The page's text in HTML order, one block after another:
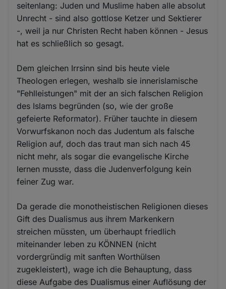
seitenlang: Juden und Muslime haben alle absolut
Unrecht - sind also gottlose Ketzer und Sektierer
-, weil ja nur Christen Recht haben können - Jesus
hat es schließlich so gesagt.
Dem gleichen Irrsinn sind bis heute viele
Theologen erlegen, weshalb sie innerislamische
"Fehlleistungen" mit der an sich falschen Religion
des Islams begründen (so, wie der große
gefeierte Reformator). Früher tauchte in diesem
Vorwurfskanon noch das Judentum als falsche
Religion auf, doch das traut man sich nach 45
nicht mehr, als sogar die evangelische Kirche
lernen musste, dass die Judenverfolgung kein
feiner Zug war.
Da gerade die monotheistischen Religionen dieses
Gift des Dualismus aus ihrem Markenkern
streichen müssten, um überhaupt friedlich
miteinander leben zu KÖNNEN (nicht
vordergründig mit sanften Worthülsen
zugekleistert), wage ich die Behauptung, dass
diese Aufgabe des Dualismus einer Auflösung der